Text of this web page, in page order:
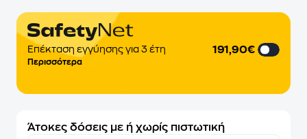
Επέκταση εγγύησης για 3 έτη
Περισσότερα
191,90€
Άτοκες δόσεις με ή χωρίς πιστωτική